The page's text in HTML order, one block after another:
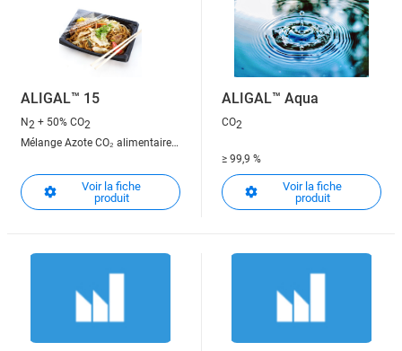
ALIGAL™ 15
N2 + 50% CO2
Mélange Azote CO₂ alimentaire
Voir la fiche
produit
ALIGAL™ Aqua
CO2
≥ 99,9 %
CO2 pour le traitement de l'eau
Voir la fiche
produit